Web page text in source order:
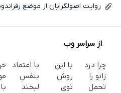
روایت اصولگرایان از موضع
از سراسر وب
چرا درد
زانو را
تحمل
با این
روش
توی
با اعتماد
بنفس
لبخند